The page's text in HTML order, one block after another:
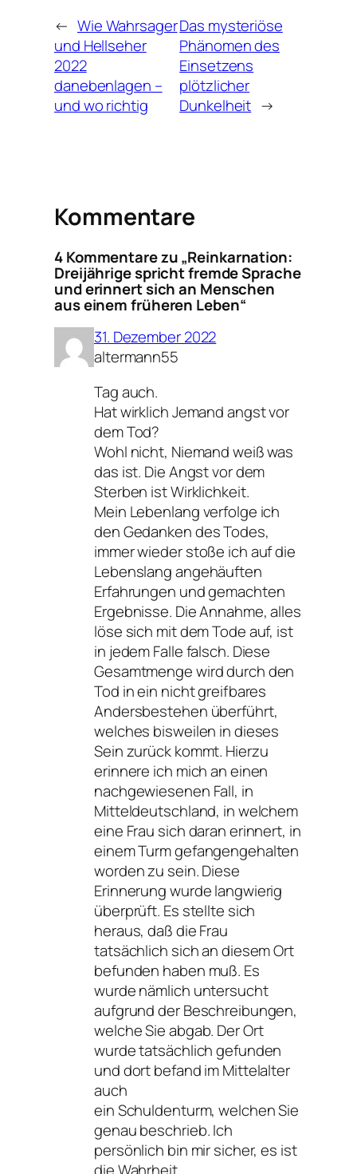
← Wie Wahrsager
und Hellseher
2022
danebenlagen –
und wo richtig
Das mysteriöse
Phänomen des
Einsetzens
plötzlicher
Dunkelheit →
Kommentare
4 Kommentare zu „Reinkarnation:
Dreijährige spricht fremde Sprache
und erinnert sich an Menschen
aus einem früheren Leben“
31. Dezember 2022
altermann55
Tag auch.
Hat wirklich Jemand angst vor
dem Tod?
Wohl nicht, Niemand weiß was
das ist. Die Angst vor dem
Sterben ist Wirklichkeit.
Mein Lebenlang verfolge ich
den Gedanken des Todes,
immer wieder stoße ich auf die
Lebenslang angehäuften
Erfahrungen und gemachten
Ergebnisse. Die Annahme, alles
löse sich mit dem Tode auf, ist
in jedem Falle falsch. Diese
Gesamtmenge wird durch den
Tod in ein nicht greifbares
Andersbestehen überführt,
welches bisweilen in dieses
Sein zurück kommt. Hierzu
erinnere ich mich an einen
nachgewiesenen Fall, in
Mitteldeutschland, in welchem
eine Frau sich daran erinnert, in
einem Turm gefangengehalten
worden zu sein. Diese
Erinnerung wurde langwierig
überprüft. Es stellte sich
heraus, daß die Frau
tatsächlich sich an diesem Ort
befunden haben muß. Es
wurde nämlich untersucht
aufgrund der Beschreibungen,
welche Sie abgab. Der Ort
wurde tatsächlich gefunden
und dort befand im Mittelalter
auch
ein Schuldenturm, welchen Sie
genau beschrieb. Ich
persönlich bin mir sicher, es ist